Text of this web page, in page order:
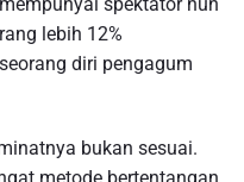
lebih 12%
diri pengagum
bukan sesuai.
metode bertentangan